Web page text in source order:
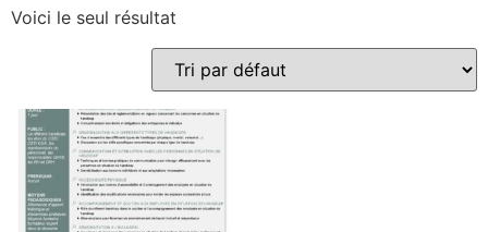
Voici le seul résultat